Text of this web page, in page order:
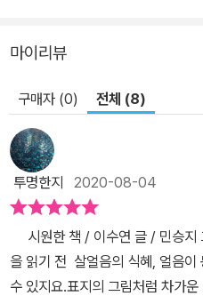
마이리뷰
구매자 (0) 전체 (8)
투명한지 2020-08-04
시원한 책 / 이수연 글 / 민승
을 읽기 전 살얼음의 식혜, 얼음이
수 있지요.표지의 그림처럼 차가